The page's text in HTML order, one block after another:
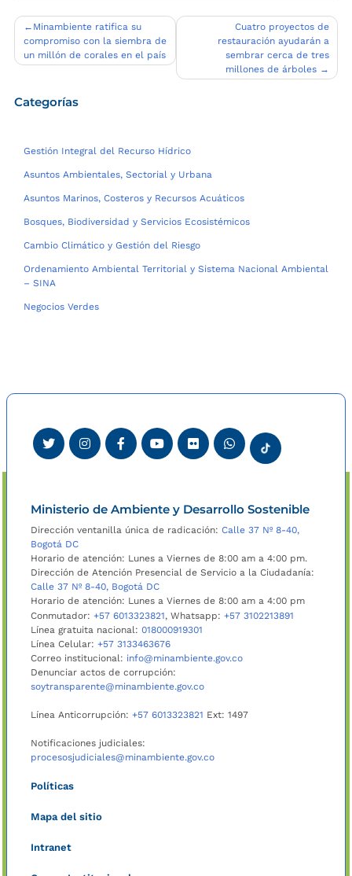
Navegación
de
entradas
Minambiente ratifica su
compromiso con la siembra de
un millón de corales en el país
Cuatro proyectos de
restauración ayudarán a
sembrar cerca de tres
millones de árboles
Categorías
Gestión Integral del Recurso Hídrico
Asuntos Ambientales, Sectorial y Urbana
Asuntos Marinos, Costeros y Recursos Acuáticos
Bosques, Biodiversidad y Servicios Ecosistémicos
Cambio Climático y Gestión del Riesgo
Ordenamiento Ambiental Territorial y Sistema Nacional Ambiental
– SINA
Negocios Verdes
Ministerio de Ambiente y Desarrollo Sostenible
Dirección ventanilla única de radicación: Calle 37 Nº 8-40,
Bogotá DC
Horario de atención: Lunes a Viernes de 8:00 am a 4:00 pm.
Dirección de Atención Presencial de Servicio a la Ciudadanía:
Calle 37 Nº 8-40, Bogotá DC
Horario de atención: Lunes a Viernes de 8:00 am a 4:00 pm
Conmutador: +57 6013323821, Whatsapp: +57 3102213891
Línea gratuita nacional: 018000919301
Línea Celular: +57 3133463676
Correo institucional: info@minambiente.gov.co
Denunciar actos de corrupción:
soytransparente@minambiente.gov.co
Línea Anticorrupción: +57 6013323821 Ext: 1497
Notificaciones judiciales:
procesosjudiciales@minambiente.gov.co
Políticas
Mapa del sitio
Intranet